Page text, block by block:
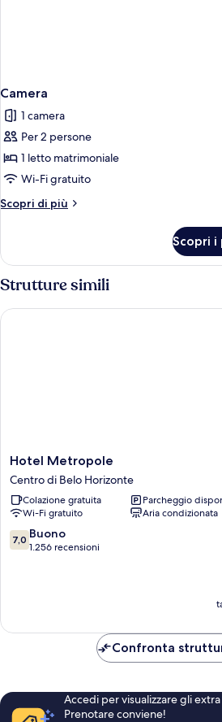
Camera
1 camera
Per 2 persone
1 letto matrimoniale
Wi-Fi gratuito
Scopri di più
Altri
Scopri
Strutture simili
Hotel
Metropole
Centro
di
Belo
Horizonte
Hotel Metropole
Centro di Belo Horizonte
Colazione gratuita
Parcheggio
Wi-Fi gratuito
Aria condizionata
7.0
su
7,0 Buono
1.256 recensioni
Hotel Metropole
Confronta
Accedi per visualizzare gli
Prenotare conviene!